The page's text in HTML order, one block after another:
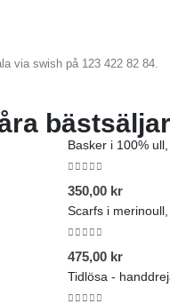
via swish på 123 422 82 84.
Basker i 100%
350,00 kr
Scarfs i
475,00 kr
Tidlösa -